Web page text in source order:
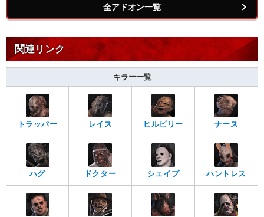
全アドオン一覧
関連リンク
キラー一覧
トラッパー レイス ヒルビリー ナース
ハグ ドクター シェイプ ハントレス